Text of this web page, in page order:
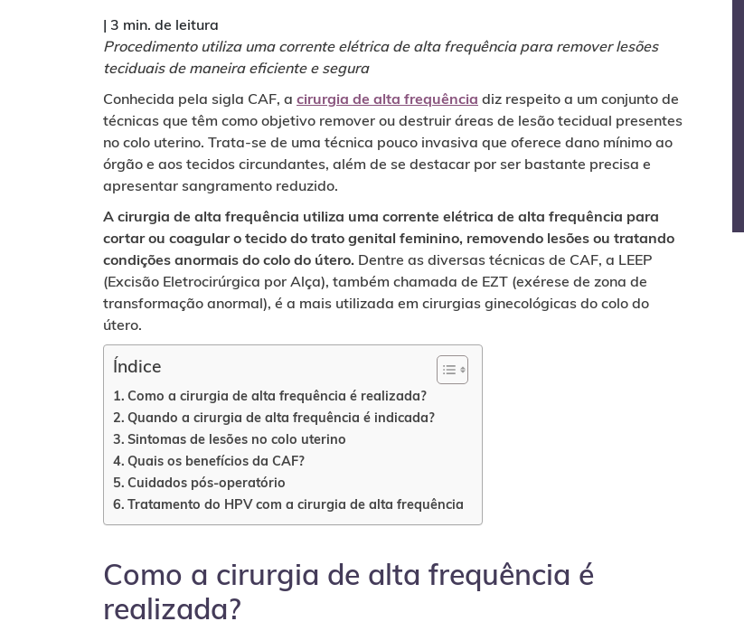
| 3 min. de leitura
Procedimento utiliza uma corrente elétrica de alta frequência para remover lesões
teciduais de maneira eficiente e segura
Conhecida pela sigla CAF, a cirurgia de alta frequência diz respeito a um conjunto de
técnicas que têm como objetivo remover ou destruir áreas de lesão tecidual presentes
no colo uterino. Trata-se de uma técnica pouco invasiva que oferece dano mínimo ao
órgão e aos tecidos circundantes, além de se destacar por ser bastante precisa e
apresentar sangramento reduzido.
A cirurgia de alta frequência utiliza uma corrente elétrica de alta frequência para
cortar ou coagular o tecido do trato genital feminino, removendo lesões ou tratando
condições anormais do colo do útero. Dentre as diversas técnicas de CAF, a LEEP
(Excisão Eletrocirúrgica por Alça), também chamada de EZT (exérese de zona de
transformação anormal), é a mais utilizada em cirurgias ginecológicas do colo do
útero.
Índice
Como a cirurgia de alta frequência é realizada?
Quando a cirurgia de alta frequência é indicada?
Sintomas de lesões no colo uterino
Quais os benefícios da CAF?
Cuidados pós-operatório
Tratamento do HPV com a cirurgia de alta frequência
Como a cirurgia de alta frequência é
realizada?